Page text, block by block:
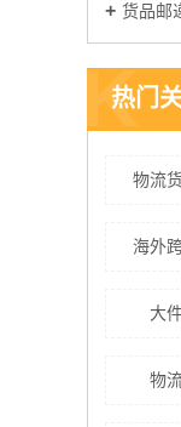
货品邮
热门
K
物流
海外
大
物